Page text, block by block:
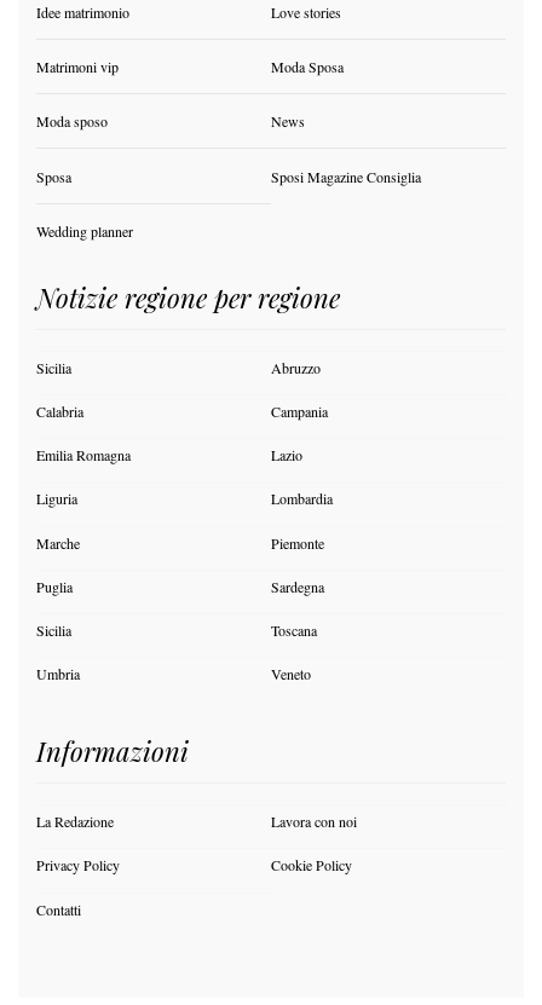
Idee matrimonio Love stories
Matrimoni vip Moda Sposa
Moda sposo News
Sposa Sposi Magazine Consiglia
Wedding planner
Notizie regione per regione
Sicilia Abruzzo
Calabria Campania
Emilia Romagna Lazio
Liguria Lombardia
Marche Piemonte
Puglia Sardegna
Sicilia Toscana
Umbria Veneto
Informazioni
La Redazione Lavora con noi
Privacy Policy Cookie Policy
Contatti